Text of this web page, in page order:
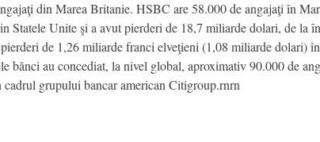
din Marea Britanie. HSBC are 58.000 de angajaţi în
Statele Unite şi a avut pierderi de 18,7 miliarde dolari, de la
de 1,26 miliarde franci elveţieni (1,08 miliarde dolari)
bănci au concediat, la nivel global, aproximativ 90.000 de
grupului bancar american Citigroup.rnrn